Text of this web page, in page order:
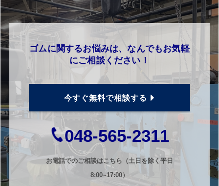
ゴムに関するお悩みは、なんでもお気軽
にご相談ください！
今すぐ無料で相談する
048-565-2311
お電話でのご相談はこちら（土日を除く平日
8:00~17:00）